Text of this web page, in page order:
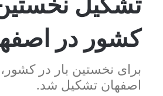
کشور در
برای نخستین بار در
اصفهان تشکیل شد.